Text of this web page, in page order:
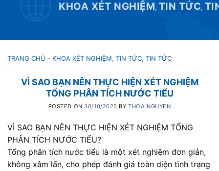
KHOA XÉT NGHIỆM, TIN TỨC,
TRANG CHỦ - KHOA XÉT NGHIỆM TIN TỨC TIN TỨC
VÌ SAO BẠN NÊN THỰC HIỆN XÉT NGHIỆM
TỔNG PHÂN TÍCH NƯỚC TIỂU
POSTED ON 30/10/2025 BYTHOA NGUYEN
VÌ SAO BẠN NÊN THỰC HIỆN XÉT NGHIỆM TỔNG
PHÂN TÍCH NƯỚC TIỂU?
Tổng phân tích nước tiểu là một xét nghiệm đơn giản,
không xâm lấn, cho phép đánh giá toàn diện tình trạng